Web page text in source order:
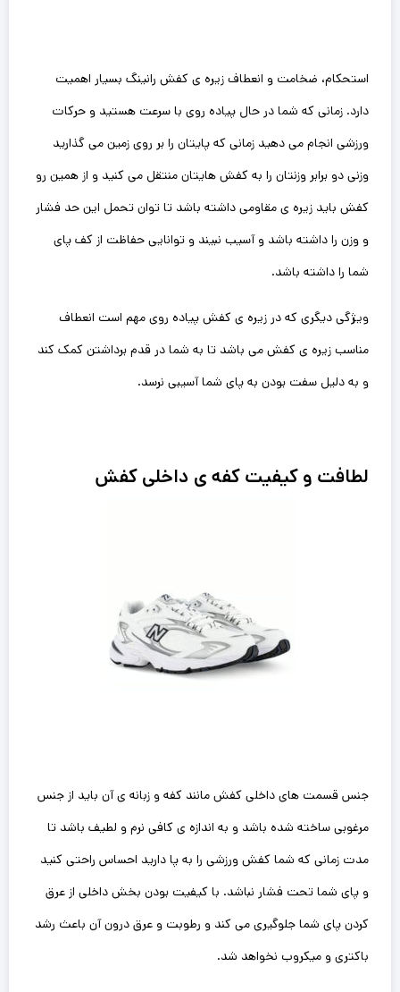
استحکام، ضخامت و انعطاف زیره ی کفش رانینگ بسیار اهمیت
دارد. زمانی که شما در حال پیاده روی با سرعت هستید و حرکات
ورزشی انجام می دهید زمانی که پایتان را بر روی زمین می گذارید
وزنی دو برابر وزنتان را به کفش هایتان ‌منتقل می کنید و از همین رو
کفش باید زیره ی مقاومی داشته باشد تا توان تحمل این حد فشار
و وزن را داشته باشد و آسیب نبیند و توانایی حفاظت از کف پای
شما را داشته باشد‌.
ویژگی دیگری که در زیره ی کفش پیاده روی مهم است انعطاف
مناسب زیره ی کفش می باشد تا به شما در قدم برداشتن کمک کند
و به دلیل سفت بودن به پای شما آسیبی نرسد.
لطافت و کیفیت کفه ی داخلی کفش
جنس قسمت های داخلی کفش مانند کفه و زبانه ی آن باید از جنس
مرغوبی ساخته شده باشد و به اندازه ی کافی نرم و لطیف باشد تا
مدت زمانی که شما کفش ورزشی را به پا دارید احساس راحتی کنید
و پای شما تحت فشار نباشد. با کیفیت بودن بخش داخلی از عرق
کردن پای شما جلوگیری می کند و رطوبت و عرق درون آن باعث رشد
باکتری و میکروب نخواهد شد.